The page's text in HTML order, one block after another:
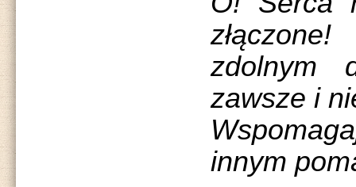
zdolnym
zawsze i
innym